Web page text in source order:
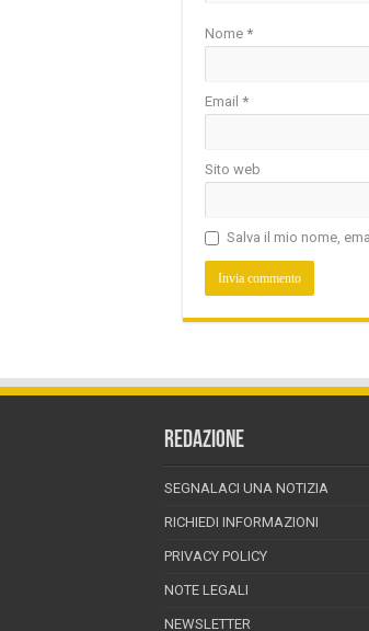
Nome *
Email *
Sito web
Salva il mio nome,
REDAZIONE
SEGNALACI UNA NOTIZIA
RICHIEDI INFORMAZIONI
PRIVACY POLICY
NOTE LEGALI
NEWSLETTER